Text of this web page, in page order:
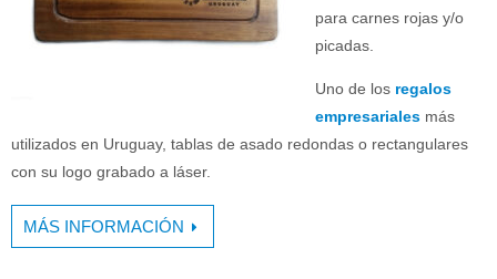
para carnes rojas y/o
picadas.
Uno de los regalos
empresariales más
utilizados en Uruguay, tablas de asado redondas o rectangulares
con su logo grabado a láser.
MÁS INFORMACIÓN